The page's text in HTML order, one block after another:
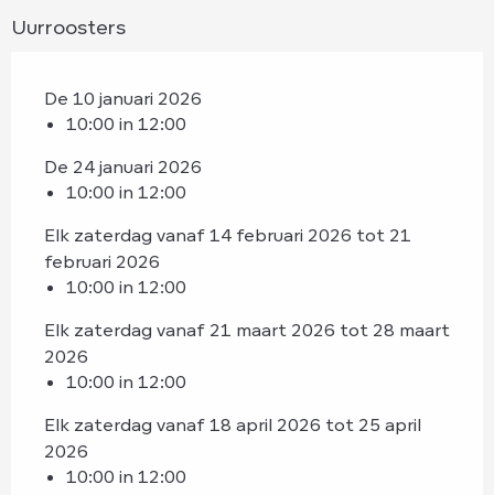
Uurroosters
De 10 januari 2026
10:00 in 12:00
De 24 januari 2026
10:00 in 12:00
Elk zaterdag vanaf 14 februari 2026 tot 21
februari 2026
10:00 in 12:00
Elk zaterdag vanaf 21 maart 2026 tot 28 maart
2026
10:00 in 12:00
Elk zaterdag vanaf 18 april 2026 tot 25 april
2026
10:00 in 12:00